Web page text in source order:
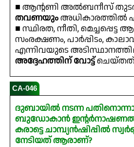
■ ആന്റണി അൽബനീസ്
തവണയുംഅധികാരത്തിൽ
■ സ്ഥിരത, നീതി, മെച്ചപ്പെട്ട
സംരക്ഷണം, പാർപ്പിടം,
എന്നിവയുടെ
അദ്ദേഹത്തിന് വോട്ട്
CA-046
ദുബായിൽ നടന്ന
ബുഡോകാൻ
കരാട്ടെ ചാമ്പ്യൻഷിപ്പിൽ
നേടിയത് ആരാണ്?